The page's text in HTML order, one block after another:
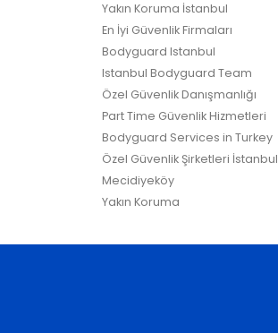
Yakın Koruma İstanbul
En İyi Güvenlik Firmaları
Bodyguard Istanbul
Istanbul Bodyguard Team
Özel Güvenlik Danışmanlığı
Part Time Güvenlik Hizmetleri
Bodyguard Services in Turkey
Özel Güvenlik Şirketleri İstanbul
Mecidiyeköy
Yakın Koruma